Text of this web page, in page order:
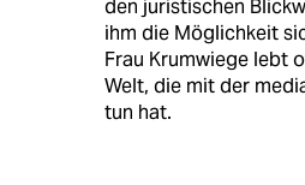
den juristischen
ihm die Möglichkeit
Frau Krumwiege lebt
Welt, die mit der
tun hat.